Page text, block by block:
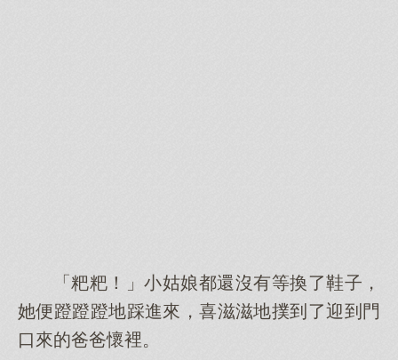
「粑粑！」小姑娘都還沒有等換了鞋子，
她便蹬蹬蹬地踩進來，喜滋滋地撲到了迎到門
口來的爸爸懷裡。